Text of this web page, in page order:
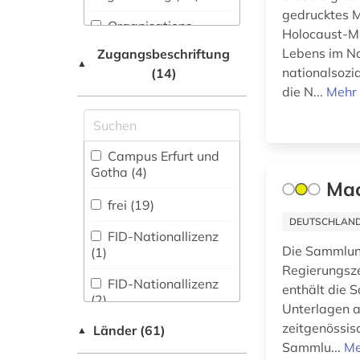
Philosophie (18)
Politologie (68)
Rechtswissenschaft
(57)
Romanistik (25)
Slavistik (6)
Soziologie (15)
Sport (1)
antike religionen (1)
antisemitismus (1)
apartheid (2)
apologetik (1)
aquarell (1)
(1)
philosophie (1)
arbeiterklasse (1)
Organisations-
Shibboleth
Zugriff vor Ort
▲
Zugangsbeschriftung
(14)
Campus Erfurt und
Gotha (4)
frei (19)
FID-Nationallizenz
(1)
FID-Nationallizenz
(2)
FID-Nationallizenz
▲ Länder (61)
gedrucktes
Holocaust-
Lebens im
die N...
Die
enthält die
Unterlagen
Sammlu...